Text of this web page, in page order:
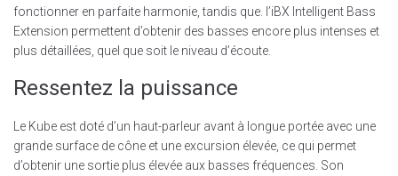
fonctionner en parfaite harmonie, tandis que. l’iBX Intelligent Bass
Extension permettent d’obtenir des basses encore plus intenses et
plus détaillées, quel que soit le niveau d’écoute.
Ressentez la puissance
Le Kube est doté d’un haut-parleur avant à longue portée avec une
grande surface de cône et une excursion élevée, ce qui permet
d’obtenir une sortie plus élevée aux basses fréquences. Son